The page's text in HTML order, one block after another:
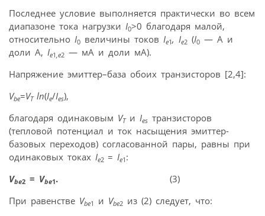
Последнее условие выполняется практи­чески во всем
диапазоне тока нагрузки I0>0 благодаря малой,
относительно I0 величины токов Ie1, Ie2 (I0 — A и
доли A, Ie1,e2 — мA и доли мA).
Напряжение эмиттер–база обоих транзисторов [2,4]:
Vbe=VT ln(Ie/Ies),
благодаря одинаковым VTи Ies транзисторов
(тепловой потенциал и ток насыщения эмиттер-
базовых переходов) согласованной пары, равны при
одинаковых токах Ie2 = Ie1 :
Vbe2 = Vbe1.
(3)
При равенстве Vbe1 и Vbe2 из (2) следует, что: